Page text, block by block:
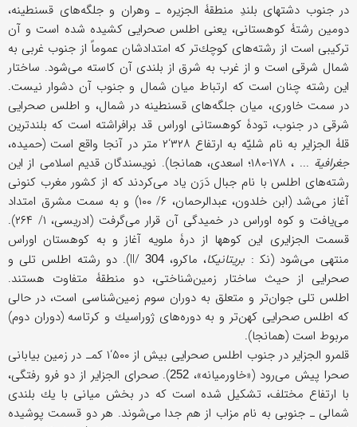
در جنوب دشتهای بلندِ منطقۀ الجزیره ـ وهران و جلگه‌های قسنطینه،
دومین رشتۀ كوهستانی، یعنی اطلس صحرایی كشیده شده است و آن
تركیبی است از رشته‌های كوچك‌تر كه امتدادشان عموماً از جنوب غربی به
شمال شرقی است و از غرب به شرق از بلندی آن كاسته می‌شود. ساختار
این رشته چنان است كه ارتباط میان شمال و جنوب آن دشوار نیست.
در سمت خاوری، میان جلگه‌های قسنطینه در شمال، و اطلس صحرایی
شرقی در جنوب، تودۀ كوهستانی اوراس قد برافراشته است كه بلندترین
قلۀ الجزایر به نام شلیّه به ارتفاع ۳۲۸‘۲ متر در آنجا واقع است (حمیده،
جغرافیة
... ، ۱۷۸-۱۸۰؛ اسعدی، همانجا). نویسندگان قدیم اسلامی از این
رشته‌های اطلس با نام جبال دَرَن یاد می‌كردند كه از كشور مغرب كنونی
آغاز می‌شد (ابن خلدون، عبدالرحمان، ۶/ ۱۰۰) و به سمت مشرق امتداد
می‌یافت و كوه اوراس در خمیدگی آن قرار می‌گرفت (ادریسی، ۱/ ۲۶۴).
قسمت الجزایری این كوهها از درۀ ملویه آغاز و به كوهستان اوراس
منتهی می‌شود (نک‍ : بریتانیكا، ماكرو، II/ 304
). دو رشته اطلس تلی و
صحرایی از حیث ساختار زمین‌شناختی، دو منطقۀ متفاوت هستند.
اطلس تلی جوان‌تر و متعلق به دوران سوم زمین‌شناسی است، در حالی
كه اطلس صحرایی كهن‌تر و به دوره‌های ژوراسیك و كرتاسه (دوران دوم)
مربوط است (همانجا).
قلمرو الجزایر در جنوب اطلس صحرایی بیش از ۵۰۰‘۱ كمـ در زمین بیابانی
صحرا پیش می‌رود («خاورمیانه»، 252). صحرای الجزایر از دو فرو رفتگی،
با ارتفاع مختلف، تشكیل شده است كه در بخش میانی با یك بلندی
شمالی ـ جنوبی به نام مزاب از هم جدا می‌شوند. هر دو قسمت پوشیده